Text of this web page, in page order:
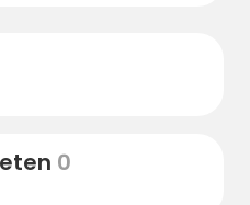
spektakulär
0